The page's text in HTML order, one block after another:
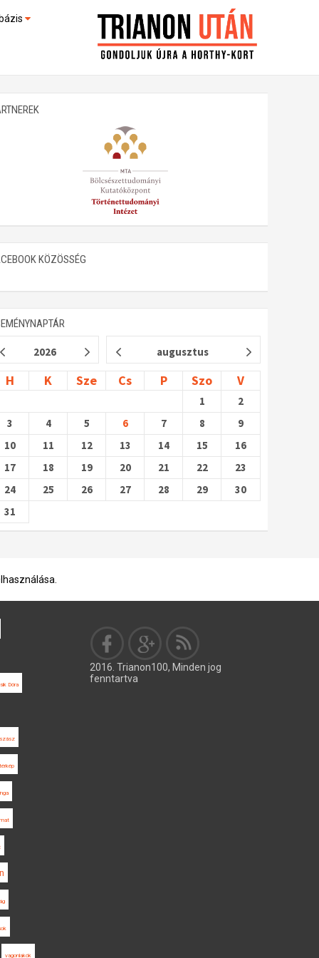
(feltöltés alatt)
KÖZÖSSÉG
2026 augusztus
H K Sze Cs P Szo V
1
2
3
4 5 6 7 8
9
10
11 12 13 14 15
16
17
18 19 20 21 22
23
24
25 26 27 28 29
30
31
Dóra
térkép
vagonlakók
2016. Trianon100, Minden jog
fenntartva